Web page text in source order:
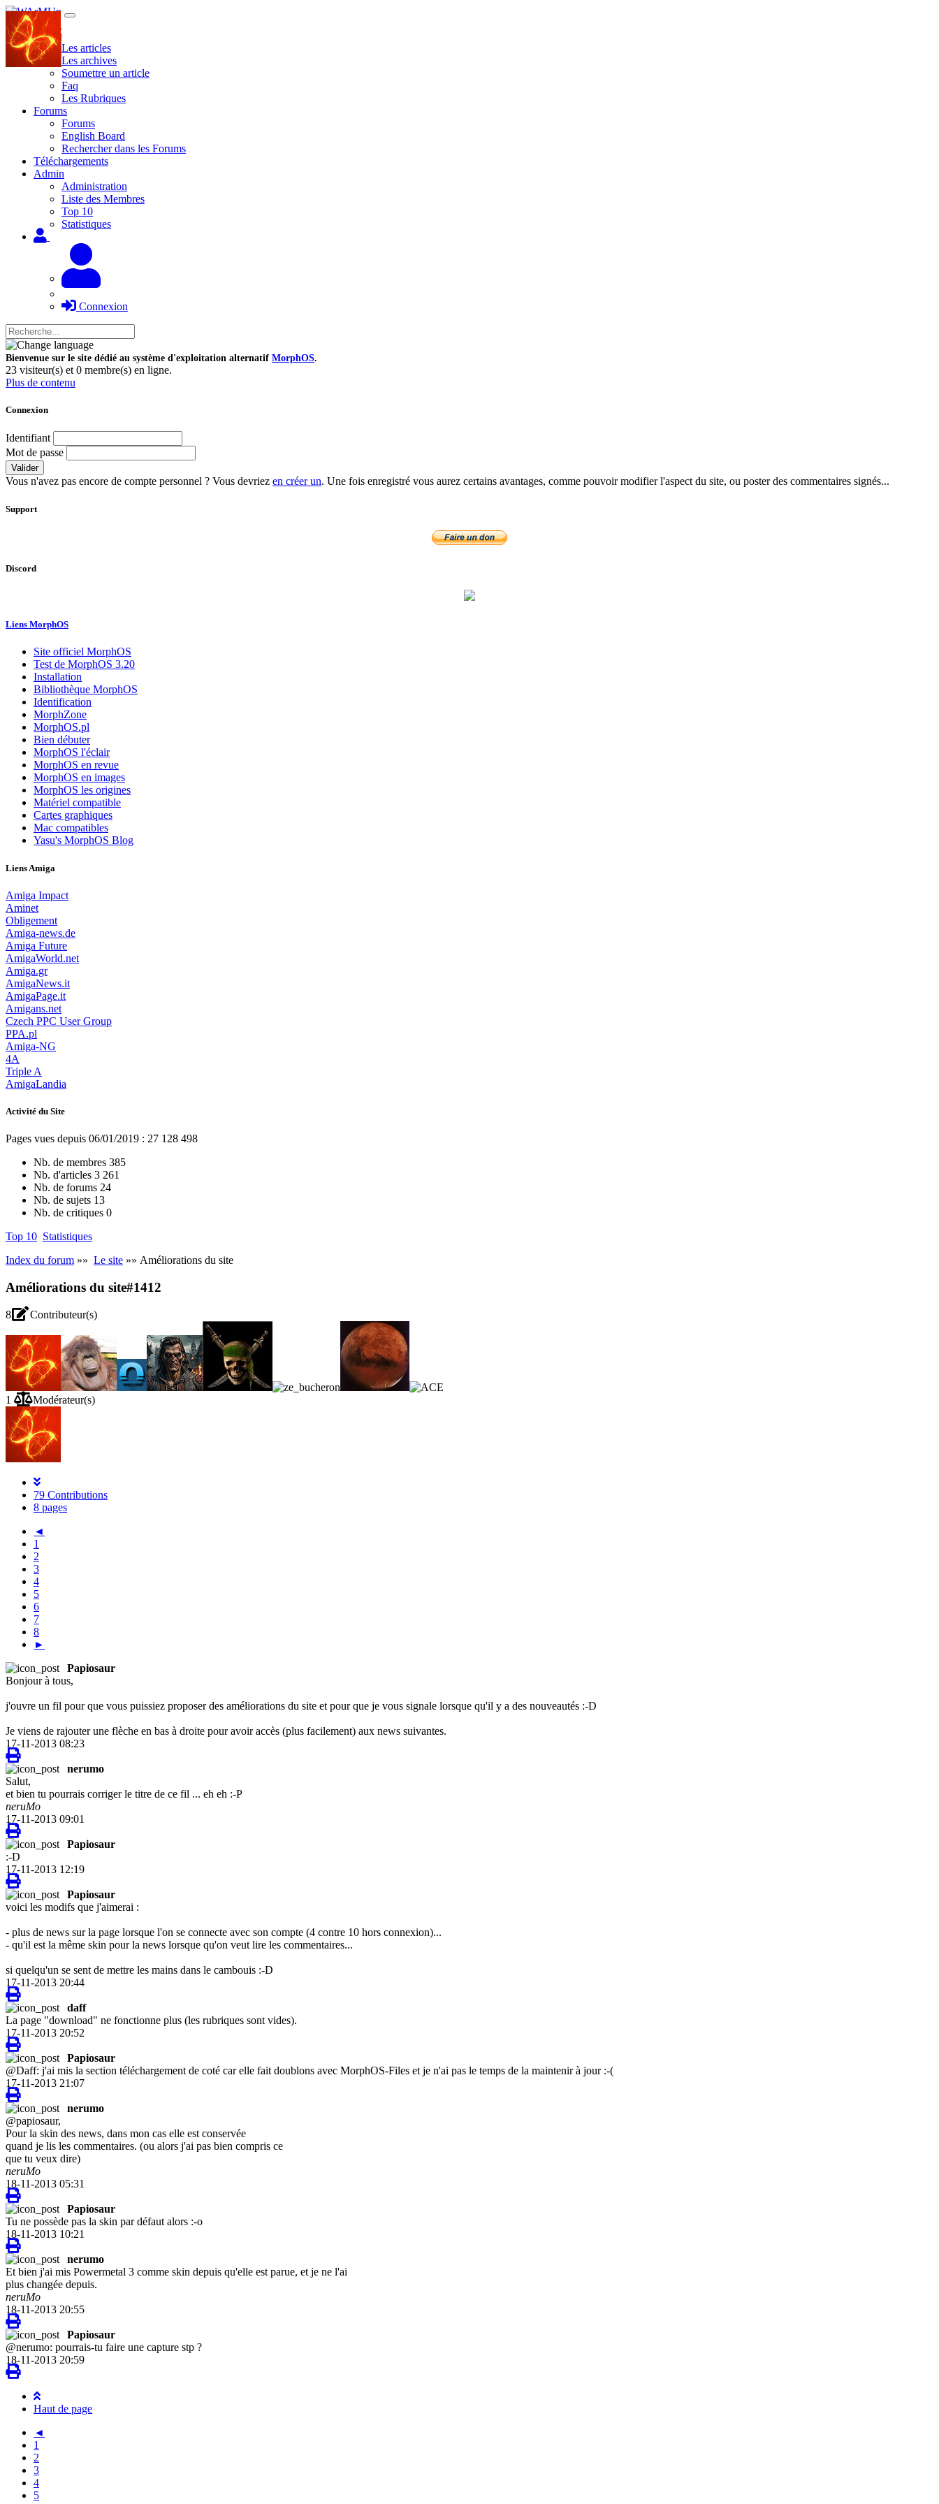
Site
Les articles
Les archives
Soumettre un article
Faq
Les Rubriques
Forums
Forums
English Board
Rechercher dans les Forums
Téléchargements
Admin
Administration
Liste des Membres
Top 10
Statistiques
Connexion
Bienvenue sur le site dédié au système d'exploitation alternatif MorphOS.
23 visiteur(s) et 0 membre(s) en ligne.
Plus de contenu
Connexion
Identifiant
Mot de passe
Valider
Vous n'avez pas encore de compte personnel ? Vous devriez en créer un. Une fois enregistré vous aurez certains avantages, comme pouvoir modifier l'aspect du site, ou poster des commentaires signés...
Support
Discord
Liens MorphOS
Site officiel MorphOS
Test de MorphOS 3.20
Installation
Bibliothèque MorphOS
Identification
MorphZone
MorphOS.pl
Bien débuter
MorphOS l'éclair
MorphOS en revue
MorphOS en images
MorphOS les origines
Matériel compatible
Cartes graphiques
Mac compatibles
Yasu's MorphOS Blog
Liens Amiga
Amiga Impact
Aminet
Obligement
Amiga-news.de
Amiga Future
AmigaWorld.net
Amiga.gr
AmigaNews.it
AmigaPage.it
Amigans.net
Czech PPC User Group
PPA.pl
Amiga-NG
4A
Triple A
AmigaLandia
Activité du Site
Pages vues depuis 06/01/2019 : 27 128 498
Nb. de membres 385
Nb. d'articles 3 261
Nb. de forums 24
Nb. de sujets 13
Nb. de critiques 0
Top 10 Statistiques
Index du forum »» Le site »» Améliorations du site
Améliorations du site#1412
8 Contributeur(s)
1 Modérateur(s)
79 Contributions
8 pages
◄
1
2
3
4
5
6
7
8
►
Papiosaur
Bonjour à tous,
j'ouvre un fil pour que vous puissiez proposer des améliorations du site et pour que je vous signale lorsque qu'il y a des nouveautés :-D
Je viens de rajouter une flèche en bas à droite pour avoir accès (plus facilement) aux news suivantes.
17-11-2013 08:23
nerumo
Salut,
et bien tu pourrais corriger le titre de ce fil ... eh eh :-P
neruMo
17-11-2013 09:01
Papiosaur
:-D
17-11-2013 12:19
Papiosaur
voici les modifs que j'aimerai :
- plus de news sur la page lorsque l'on se connecte avec son compte (4 contre 10 hors connexion)...
- qu'il est la même skin pour la news lorsque qu'on veut lire les commentaires...
si quelqu'un se sent de mettre les mains dans le cambouis :-D
17-11-2013 20:44
daff
La page "download" ne fonctionne plus (les rubriques sont vides).
17-11-2013 20:52
Papiosaur
@Daff: j'ai mis la section téléchargement de coté car elle fait doublons avec MorphOS-Files et je n'ai pas le temps de la maintenir à jour :-(
17-11-2013 21:07
nerumo
@papiosaur,
Pour la skin des news, dans mon cas elle est conservée
quand je lis les commentaires. (ou alors j'ai pas bien compris ce
que tu veux dire)
neruMo
18-11-2013 05:31
Papiosaur
Tu ne possède pas la skin par défaut alors :-o
18-11-2013 10:21
nerumo
Et bien j'ai mis Powermetal 3 comme skin depuis qu'elle est parue, et je ne l'ai
plus changée depuis.
neruMo
18-11-2013 20:55
Papiosaur
@nerumo: pourrais-tu faire une capture stp ?
18-11-2013 20:59
Haut de page
◄
1
2
3
4
5